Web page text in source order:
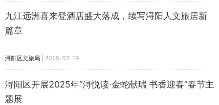
九江远洲喜来登酒店盛大落成，续写浔阳人文旅居新
篇章
浔阳区文旅局 2025-02-19
浔阳区开展2025年“浔悦读·金蛇献瑞 书香迎春”春节主
题展